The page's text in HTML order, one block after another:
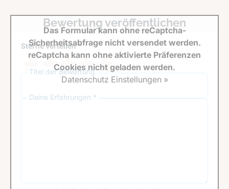
Bewertung veröffentlichen
Sterne verteilen *
Titel der Bewertung
Deine Erfahrungen *
Das Formular kann ohne reCaptcha-
Sicherheitsabfrage nicht versendet werden.
reCaptcha kann ohne aktivierte Präferenzen
Cookies nicht geladen werden.
Datenschutz Einstellungen »